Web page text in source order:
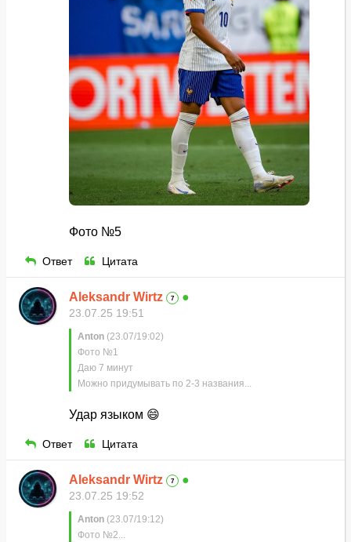
Фото №5
Ответ Цитата
Aleksandr Wirtz 7 ●
23.07.25 19:51
Anton (23.07/19:02)
Фото №1
Даю 7 минут
Можно придумывать по 2-3 названия...
Удар языком 😄
Ответ Цитата
Aleksandr Wirtz 7 ●
23.07.25 19:52
Anton (23.07/19:12)
Фото №2...